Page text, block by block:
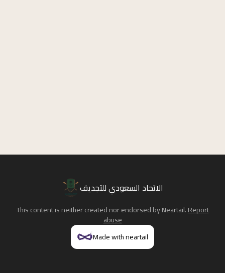
الاتحاد السعودي للتجديف
This content is neither created nor endorsed byNeartail.Report
abuse
Made with neartail